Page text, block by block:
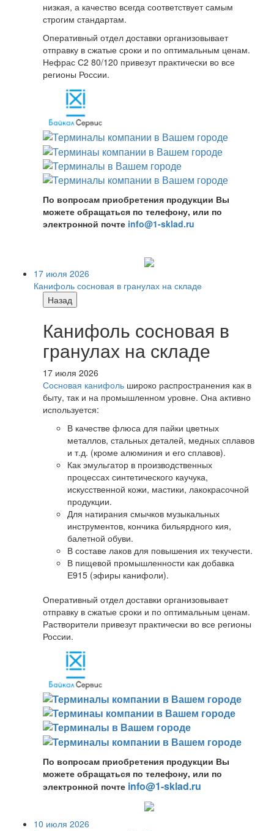
низкая, а качество всегда соответствует самым
строгим стандартам.
Оперативный отдел доставки организовывает
отправку в сжатые сроки и по оптимальным ценам.
Нефрас С2 80/120 привезут практически во все
регионы России.
По вопросам приобретения продукции Вы
можете обращаться по телефону, или по
электронной почте info@1-sklad.ru
17 июля 2026
Канифоль сосновая в гранулах на складе
Назад
Канифоль сосновая в
гранулах на складе
17 июля 2026
Сосновая канифоль широко распространения как в
быту, так и на промышленном уровне. Она активно
используется:
В качестве флюса для пайки цветных
металлов, стальных деталей, медных сплавов
и т.д. (кроме алюминия и его сплавов).
Как эмульгатор в производственных
процессах синтетического каучука,
искусственной кожи, мастики, лакокрасочной
продукции.
Для натирания смычков музыкальных
инструментов, кончика бильярдного кия,
балетной обуви.
В составе лаков для повышения их текучести.
В пищевой промышленности как добавка
Е915 (эфиры канифоли).
Оперативный отдел доставки организовывает
отправку в сжатые сроки и по оптимальным ценам.
Растворители привезут практически во все регионы
России.
По вопросам приобретения продукции Вы
можете обращаться по телефону, или по
электронной почте info@1-sklad.ru
10 июля 2026